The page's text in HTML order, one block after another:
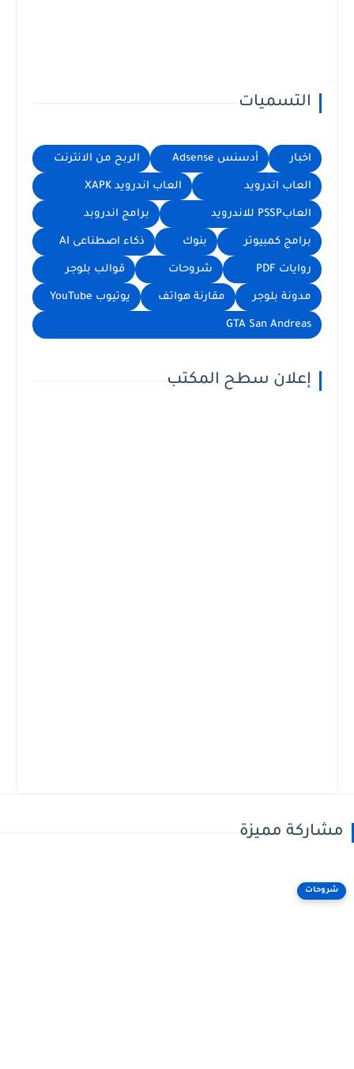
التسميات
اخبار أدسنس Adsense الربح من الانترنت
العاب اندرويد العاب اندرويد XAPK
العابPSSP للاندرويد برامج اندروبد
برامج كمبيوتر بنوك ذكاء اصطناعى AI
روايات PDF شروحات قوالب بلوجر
مدونة بلوجر مقارنة هواتف يوتيوب YouTube
GTA San Andreas
إعلان سطح المكتب
مشاركة مميزة
شروحات